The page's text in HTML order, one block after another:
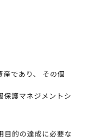
であり、 その個
護マネジメントシ
目的の達成に必要な